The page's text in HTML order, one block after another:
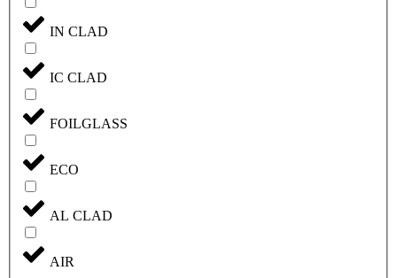
IN CLAD
IC CLAD
FOILGLASS
ECO
AL CLAD
AIR